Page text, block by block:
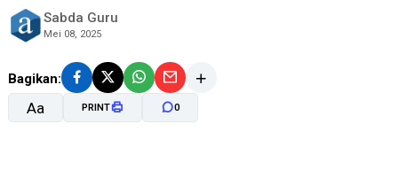
Sabda Guru
Mei 08, 2025
Bagikan:
Aa PRINT 0